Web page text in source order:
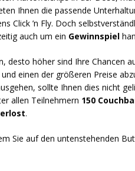
Ihnen die passende
Click ’n Fly. Doch
auch um ein Gewinnspiel
desto höher sind Ihre Chancen
einen der größeren Preise
sollte Ihnen dies nicht
allen Teilnehmern 150
.
Sie auf den untenstehenden